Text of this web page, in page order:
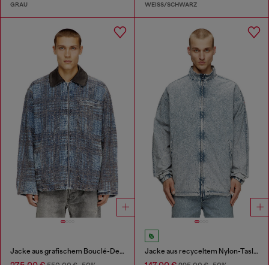
GRAU WEISS/SCHWARZ
Jacke aus grafischem Bouclé-Denim Jacke aus recyceltem Nylon-Taslan